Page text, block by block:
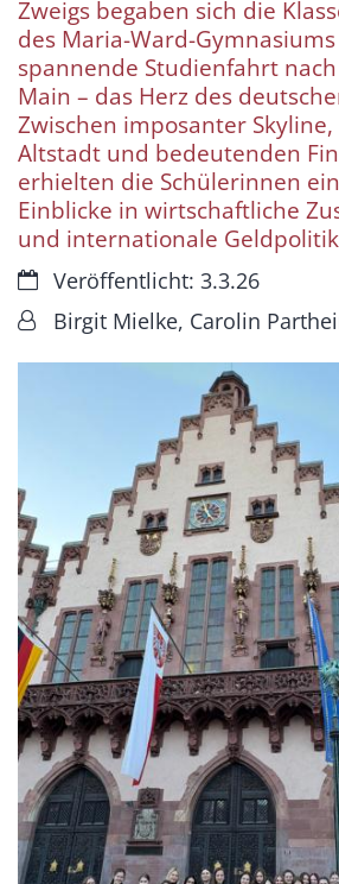
Zweigs begaben sich die
des Maria-Ward-
spannende Studienfahrt
Main – das Herz des
Zwischen imposanter
Altstadt und bedeutenden
erhielten die Schülerinnen
Einblicke in wirtschaftliche
und internationale
Datum:Veröffentlicht: 3.3.26
Von:Birgit Mielke, Carolin